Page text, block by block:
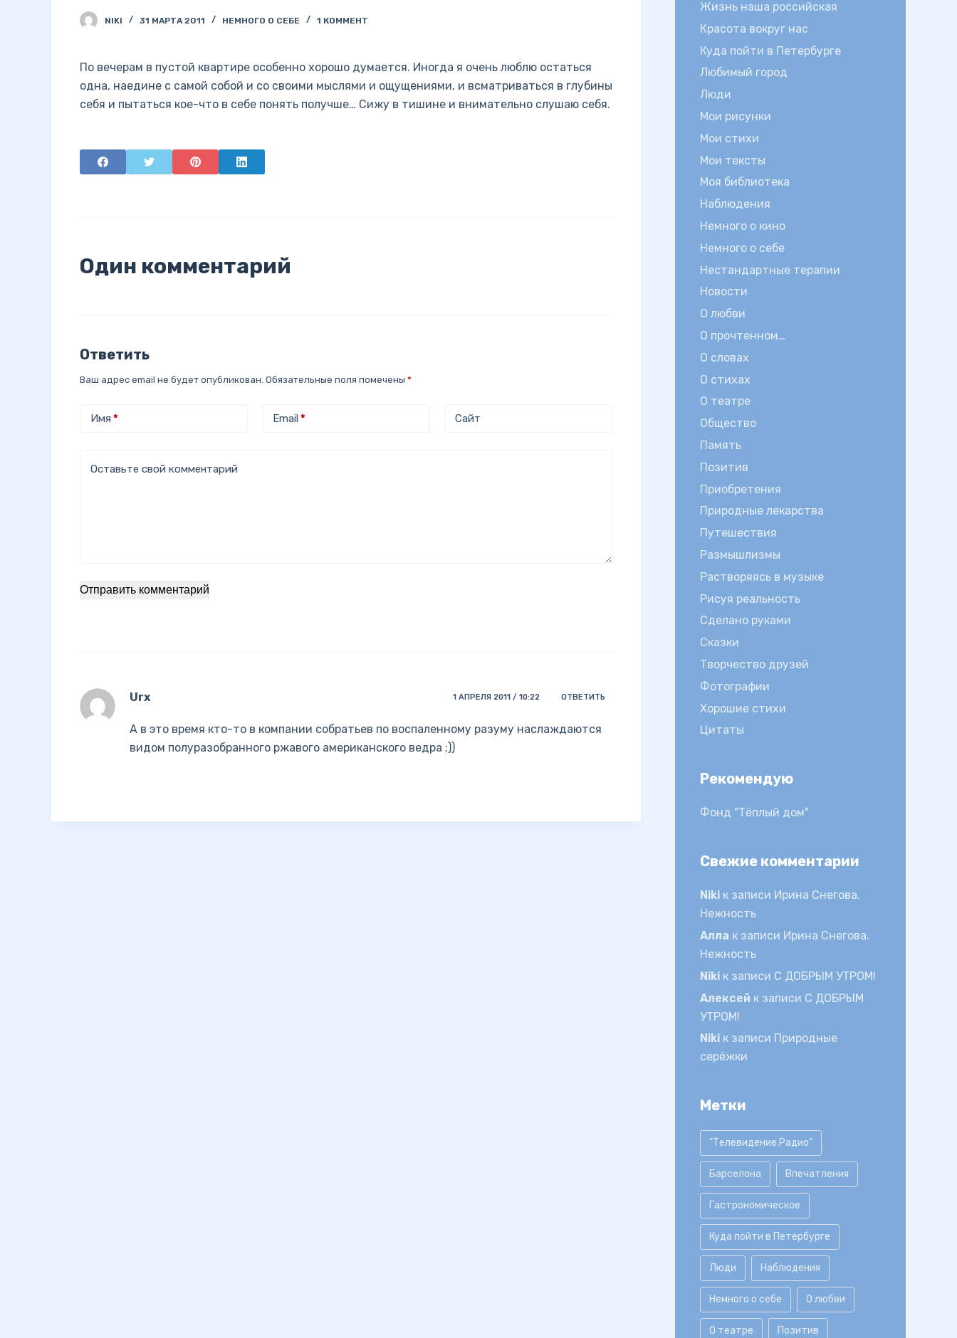
NIKI 31 МАРТА 2011 НЕМНОГО О СЕБЕ 1 КОММЕНТ
По вечерам в пустой квартире особенно хорошо думается. Иногда я очень люблю остаться
одна, наедине с самой собой и со своими мыслями и ощущениями, и всматриваться в глубины
себя и пытаться кое-что в себе понять получше… Сижу в тишине и внимательно слушаю себя.
Один комментарий
Ответить
Ваш адрес email не будет опубликован. Обязательные поля помечены *
Имя * Email* Сайт
Оставьте свой комментарий
Отправить комментарий
Urx 1 АПРЕЛЯ 2011 / 10:22 ОТВЕТИТЬ
А в это время кто-то в компании собратьев по воспаленному разуму наслаждаются
видом полуразобранного ржавого американского ведра ;))
Жизнь наша российская
Красота вокруг нас
Куда пойти в Петербурге
Любимый город
Люди
Мои рисунки
Мои стихи
Мои тексты
Моя библиотека
Наблюдения
Немного о кино
Немного о себе
Нестандартные терапии
Новости
О любви
О прочтенном…
О словах
О стихах
О театре
Общество
Память
Позитив
Приобретения
Природные лекарства
Путешествия
Размышлизмы
Растворяясь в музыке
Рисуя реальность
Сделано руками
Сказки
Творчество друзей
Фотографии
Хорошие стихи
Цитаты
Рекомендую
Фонд "Тёплый дом"
Свежие комментарии
Niki к записи Ирина Снегова.
Нежность
Алла к записи Ирина Снегова.
Нежность
Niki к записи С ДОБРЫМ УТРОМ!
Алексей к записи С ДОБРЫМ
УТРОМ!
Niki к записи Природные
серёжки
Метки
"Телевидение.Радио"
Барселона Впечатления
Гастрономическое
Куда пойти в Петербурге
Люди Наблюдения
Немного о себе О любви
О театре Позитив